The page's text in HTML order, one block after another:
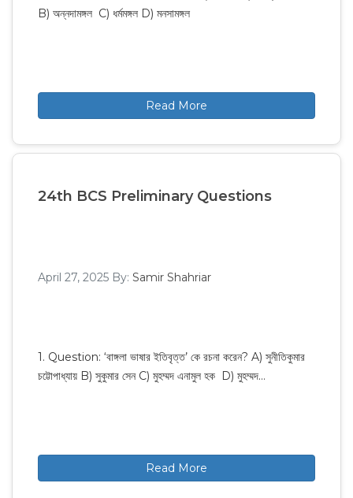
B) অন্নদামঙ্গল C) ধর্মমঙ্গল D) মনসামঙ্গল
Read More
24th BCS Preliminary Questions
April 27, 2025 By: Samir Shahriar
1. Question: ‘বাঙ্গলা ভাষার ইতিবৃত্ত’ কে রচনা করেন? A) সুনীতিকুমার
চট্টোপাধ্যায় B) সুকুমার সেন C) মুহম্মদ এনামুল হক D) মুহম্মদ…
Read More